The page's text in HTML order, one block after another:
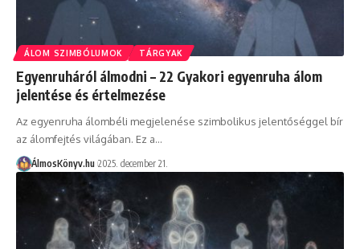
ÁLOM SZIMBÓLUMOK TÁRGYAK
Egyenruháról álmodni – 22 Gyakori egyenruha álom
jelentése és értelmezése
Az egyenruha álombéli megjelenése szimbolikus jelentőséggel bír
az álomfejtés világában. Ez a…
ÁlmosKönyv.hu 2025. december 21.